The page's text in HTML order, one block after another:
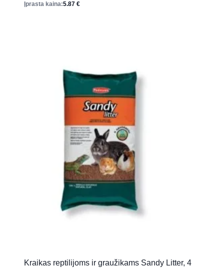
Įprasta kaina:5.87 €
Kraikas reptilijoms ir graužikams Sandy Litter, 4